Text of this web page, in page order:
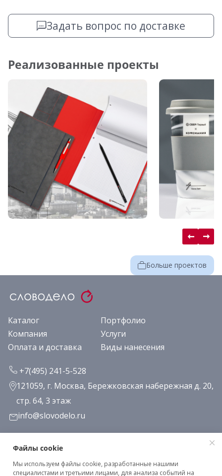
Задать вопрос по доставке
Реализованные проекты
Больше проектов
Каталог
Портфолио
Компания
Услуги
Оплата и доставка
Виды нанесения
+7(495) 241-5-528
121059, г. Москва, Бережковская набережная д. 20,
стр. 64, 3 этаж
info@slovodelo.ru
Заказать звонок
Подписаться на рассылку
Файлы cookie
Мы используем файлы cookie, разработанные нашими
специалистами и третьими лицами, для анализа событий на